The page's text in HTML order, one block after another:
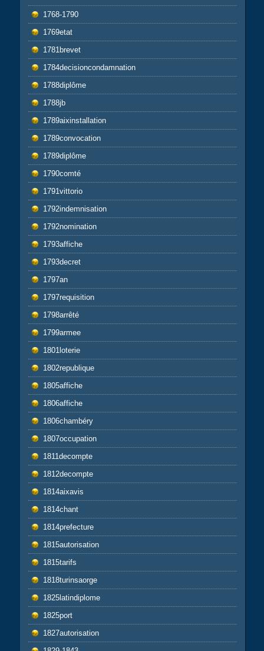
1768-1790
1769etat
1781brevet
1784decisioncondamnation
1788diplôme
1788jb
1789aixinstallation
1789convocation
1789diplôme
1790comté
1791vittorio
1792indemnisation
1792nomination
1793affiche
1793decret
1797an
1797requisition
1798arrêté
1799armee
1801loterie
1802republique
1805affiche
1806affiche
1806chambéry
1807occupation
1811decompte
1812decompte
1814aixavis
1814chant
1814prefecture
1815autorisation
1815tarifs
1818turinsaorge
1825latindiplome
1825port
1827autorisation